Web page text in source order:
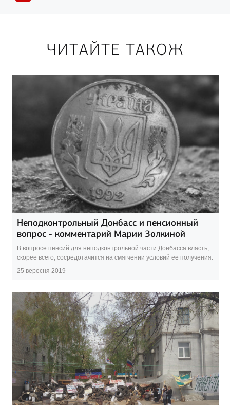
ЧИТАЙТЕ ТАКОЖ
Неподконтрольный Донбасс и пенсионный
вопрос - комментарий Марии Золкиной
В вопросе пенсий для неподконтрольной части Донбасса власть,
скорее всего, сосредотачится на смягчении условий ее получения.
25 вересня 2019